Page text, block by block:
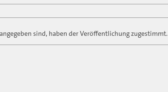
sind, haben der Veröffentlichung zugestimmt.